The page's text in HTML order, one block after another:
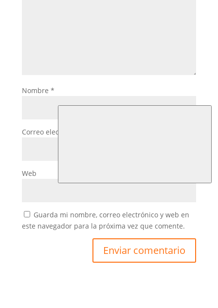
Nombre *
Correo electrónico
Web
Guarda mi nombre, correo electrónico y web en
este navegador para la próxima vez que comente.